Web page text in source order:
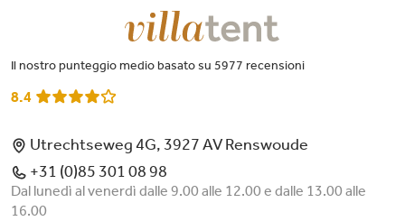
Il nostro punteggio medio basato su 5977 recensioni
8.4
Utrechtseweg 4G, 3927 AV Renswoude
+31 (0)85 301 08 98
Dal lunedì al venerdì dalle 9.00 alle 12.00 e dalle 13.00 alle
16.00